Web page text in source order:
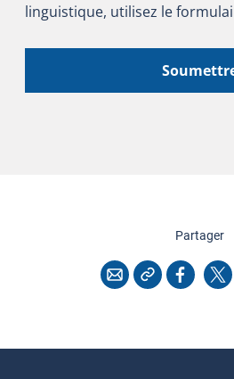
linguistique, utilisez le
Partager
CourrielCopierFacebook
X